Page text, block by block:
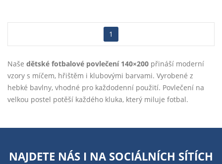
1
Naše dětské fotbalové povlečení 140×200 přináší moderní
vzory s míčem, hřištěm i klubovými barvami. Vyrobené z
hebké bavlny, vhodné pro každodenní použití. Povlečení na
velkou postel potěší každého kluka, který miluje fotbal.
NAJDETE NÁS I NA SOCIÁLNÍCH SÍTÍCH